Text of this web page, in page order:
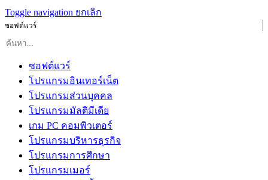
Toggle navigation ยกเลิก
ซอฟต์แวร์
ซอฟต์แวร์
โปรแกรมอินเทอร์เน็ต
โปรแกรมส่วนบุคคล
โปรแกรมมัลติมีเดีย
เกม PC คอมพิวเตอร์
โปรแกรมบริหารธุรกิจ
โปรแกรมการศึกษา
โปรแกรมเมอร์